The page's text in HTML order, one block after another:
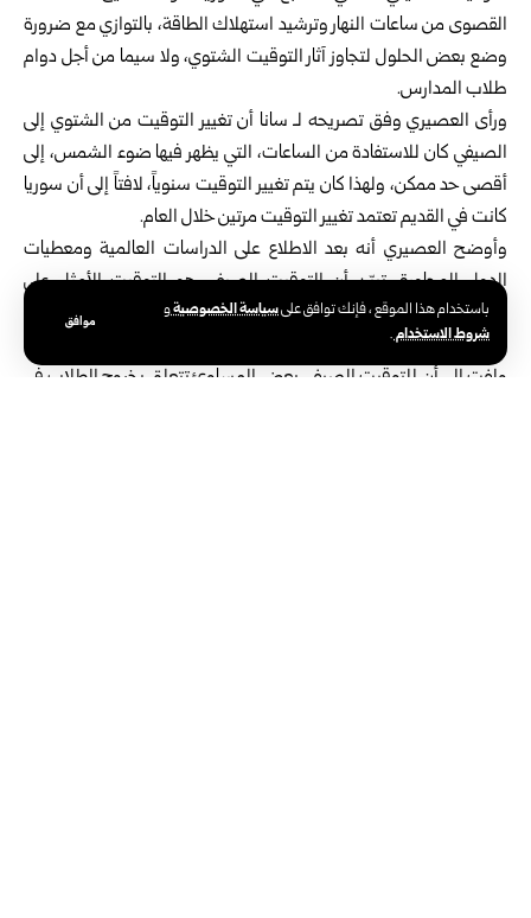
باستخدام هذا الموقع ، فإنك توافق علىسياسة الخصوصيةو
شروط الاستخدام.
موافق
القصوى من ساعات النهار وترشيد استهلاك الطاقة، بالتوازي مع ضرورة
وضع بعض الحلول لتجاوز آثار التوقيت الشتوي، ولا سيما من أجل دوام
طلاب المدارس.
ورأى العصيري وفق تصريحه لـ سانا أن تغيير التوقيت من الشتوي إلى
الصيفي كان للاستفادة من الساعات، التي يظهر فيها ضوء الشمس، إلى
أقصى حد ممكن، ولهذا كان يتم تغيير التوقيت سنوياً، لافتاً إلى أن سوريا
كانت في القديم تعتمد تغيير التوقيت مرتين خلال العام.
وأوضح العصيري أنه بعد الاطلاع على الدراسات العالمية ومعطيات
الدول المجاورة، تبيّن أن التوقيت الصيفي هو التوقيت الأمثل على
مستوى العالم والكثير من الدول اتجهت له، ولهذا تم تثبيت التوقيت في
سوريا على التوقيت الصيفي.
ولفت إلى أن للتوقيت الصيفي بعض المساوئ تتعلق بخروج الطلاب في